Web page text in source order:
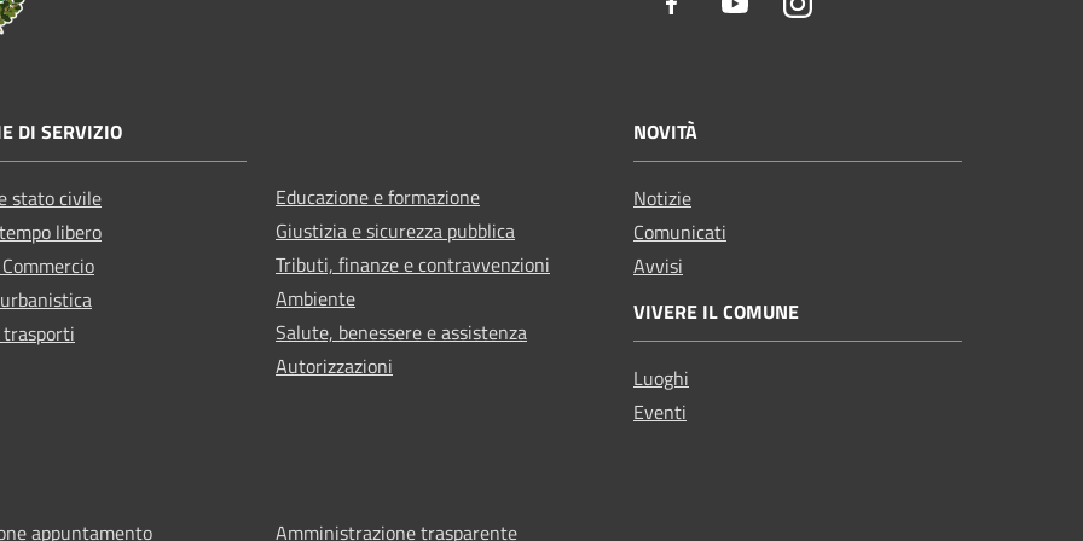
DI SERVIZIO
stato civile
libero
Educazione e formazione
Giustizia e sicurezza pubblica
Tributi, finanze e contravvenzioni
Ambiente
Salute, benessere e assistenza
Autorizzazioni
NOVITÀ
Notizie
Comunicati
Avvisi
VIVERE IL COMUNE
Luoghi
Eventi
appuntamento Amministrazione trasparente